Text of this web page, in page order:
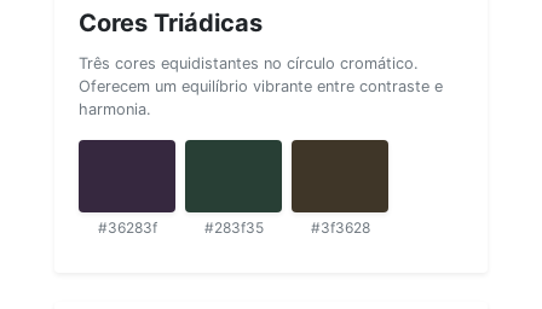
Cores Triádicas
Três cores equidistantes no círculo cromático.
Oferecem um equilíbrio vibrante entre contraste e
harmonia.
#36283f #283f35 #3f3628